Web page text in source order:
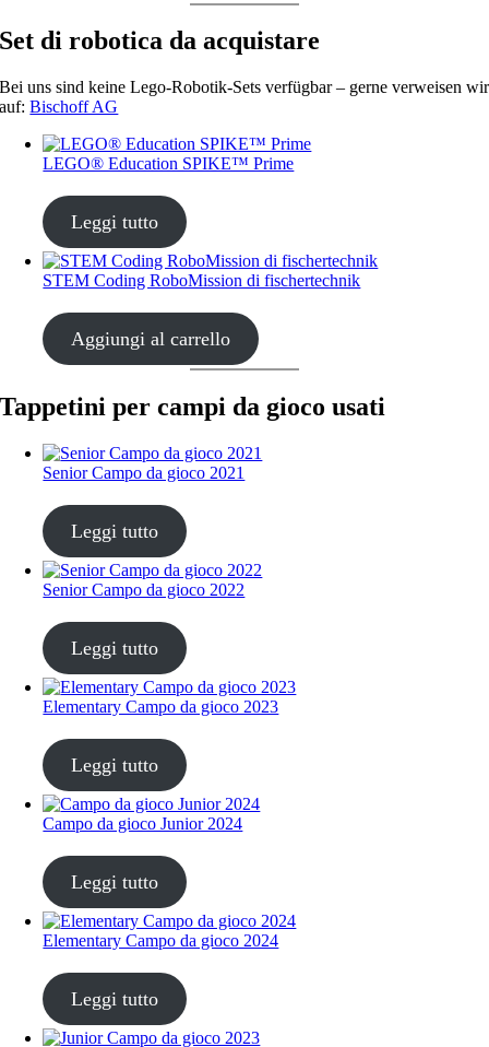
Set di robotica da acquistare
Bei uns sind keine Lego-Robotik-Sets verfügbar – gerne verweisen wir
auf:Bischoff AG
LEGO® Education SPIKE™ Prime
CHF435.00
Leggi tutto
STEM Coding RoboMission di fischertechnik
CHF499.00
Aggiungi al carrello
Tappetini per campi da gioco usati
Senior Campo da gioco 2021
CHF30.00
Leggi tutto
Senior Campo da gioco 2022
CHF30.00
Leggi tutto
Elementary Campo da gioco 2023
CHF30.00
Leggi tutto
Campo da gioco Junior 2024
CHF30.00
Leggi tutto
Elementary Campo da gioco 2024
CHF30.00
Leggi tutto